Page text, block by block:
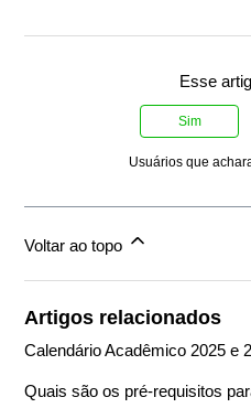
Esse
Sim
Usuários que
Voltar ao topo
Artigos relacionados
Calendário Acadêmico 2025 e
Quais são os pré-requisitos